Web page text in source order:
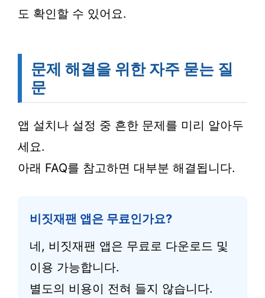
도 확인할 수 있어요.
문제 해결을 위한 자주 묻는 질
문
앱 설치나 설정 중 흔한 문제를 미리 알아두
세요.
아래 FAQ를 참고하면 대부분 해결됩니다.
비짓재팬 앱은 무료인가요?
네, 비짓재팬 앱은 무료로 다운로드 및
이용 가능합니다.
별도의 비용이 전혀 들지 않습니다.